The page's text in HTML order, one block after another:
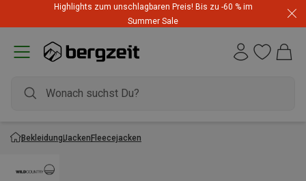
Highlights zum unschlagbaren Preis! Bis zu -60 % im
Summer Sale
BekleidungJackenFleecejacken